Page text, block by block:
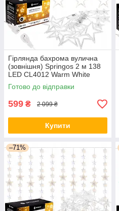
Гірлянда бахрома вулична
(зовнішня) Springos 2 м 138
LED CL4012 Warm White
orig447
Готово до відправки
599 ₴ 2 099 ₴
Купити
–71%